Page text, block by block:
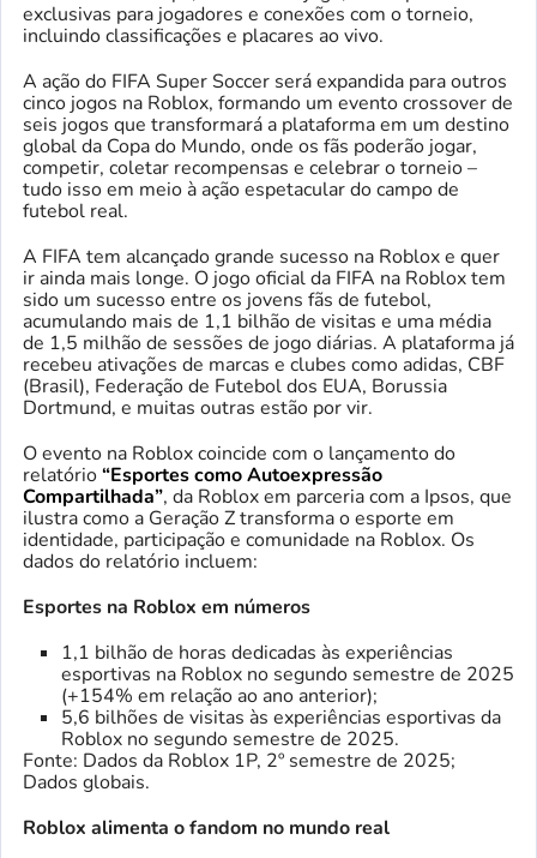
exclusivas para jogadores e conexões com o torneio,
incluindo classificações e placares ao vivo.
A ação do FIFA Super Soccer será expandida para outros
cinco jogos na Roblox, formando um evento crossover de
seis jogos que transformará a plataforma em um destino
global da Copa do Mundo, onde os fãs poderão jogar,
competir, coletar recompensas e celebrar o torneio –
tudo isso em meio à ação espetacular do campo de
futebol real.
A FIFA tem alcançado grande sucesso na Roblox e quer
ir ainda mais longe. O jogo oficial da FIFA na Roblox tem
sido um sucesso entre os jovens fãs de futebol,
acumulando mais de 1,1 bilhão de visitas e uma média
de 1,5 milhão de sessões de jogo diárias. A plataforma já
recebeu ativações de marcas e clubes como adidas, CBF
(Brasil), Federação de Futebol dos EUA, Borussia
Dortmund, e muitas outras estão por vir.
O evento na Roblox coincide com o lançamento do
relatório“Esportes como Autoexpressão
Compartilhada”, da Roblox em parceria com a Ipsos, que
ilustra como a Geração Z transforma o esporte em
identidade, participação e comunidade na Roblox. Os
dados do relatório incluem:
Esportes na Roblox em números
1,1 bilhão de horas dedicadas às experiências
esportivas na Roblox no segundo semestre de 2025
(+154% em relação ao ano anterior);
5,6 bilhões de visitas às experiências esportivas da
Roblox no segundo semestre de 2025.
Fonte: Dados da Roblox 1P, 2º semestre de 2025;
Dados globais.
Roblox alimenta o fandom no mundo real